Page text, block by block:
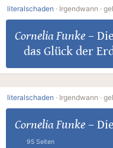
literalschaden · Irgendwann ·
Cornelia Funke–
das Glück der
literalschaden · Irgendwann ·
Cornelia Funke–
95 Seiten